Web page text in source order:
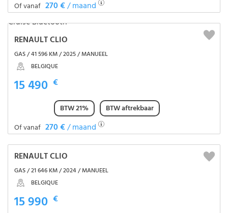
Of vanaf 270 €/ maand
RENAULT CLIO
GAS / 41 596 KM / 2025 / MANUEEL
BELGIQUE
15 490 €
BTW 21%
BTW aftrekbaar
Of vanaf 270 €/ maand
RENAULT CLIO
GAS / 21 646 KM / 2024 / MANUEEL
BELGIQUE
15 990 €